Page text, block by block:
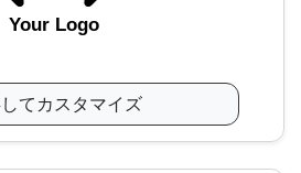
Your Logo
てカスタマイズ